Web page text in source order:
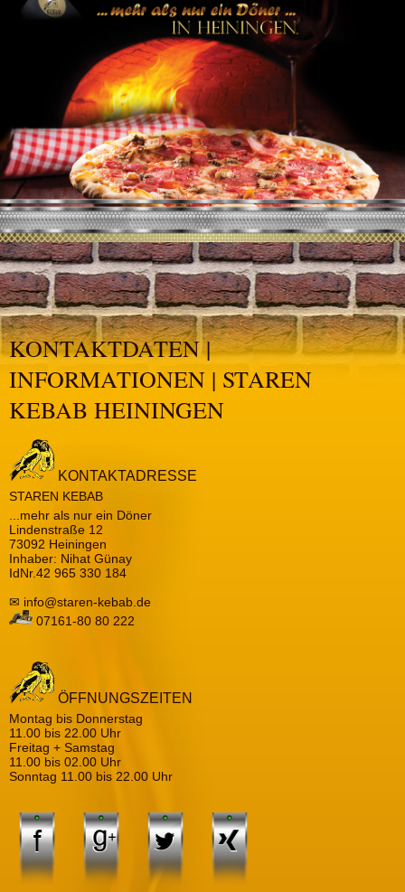
KONTAKTDATEN |
INFORMATIONEN | STAREN
KEBAB HEININGEN
KONTAKTADRESSE
STAREN KEBAB
...mehr als nur ein Döner
Lindenstraße 12
73092 Heiningen
Inhaber: Nihat Günay
IdNr.42 965 330 184
✉ info@staren-kebab.de
07161-80 80 222
ÖFFNUNGSZEITEN
Montag bis Donnerstag
11.00 bis 22.00 Uhr
Freitag + Samstag
11.00 bis 02.00 Uhr
Sonntag 11.00 bis 22.00 Uhr